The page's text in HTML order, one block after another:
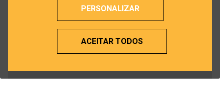
PERSONALIZAR
ACEITAR TODOS